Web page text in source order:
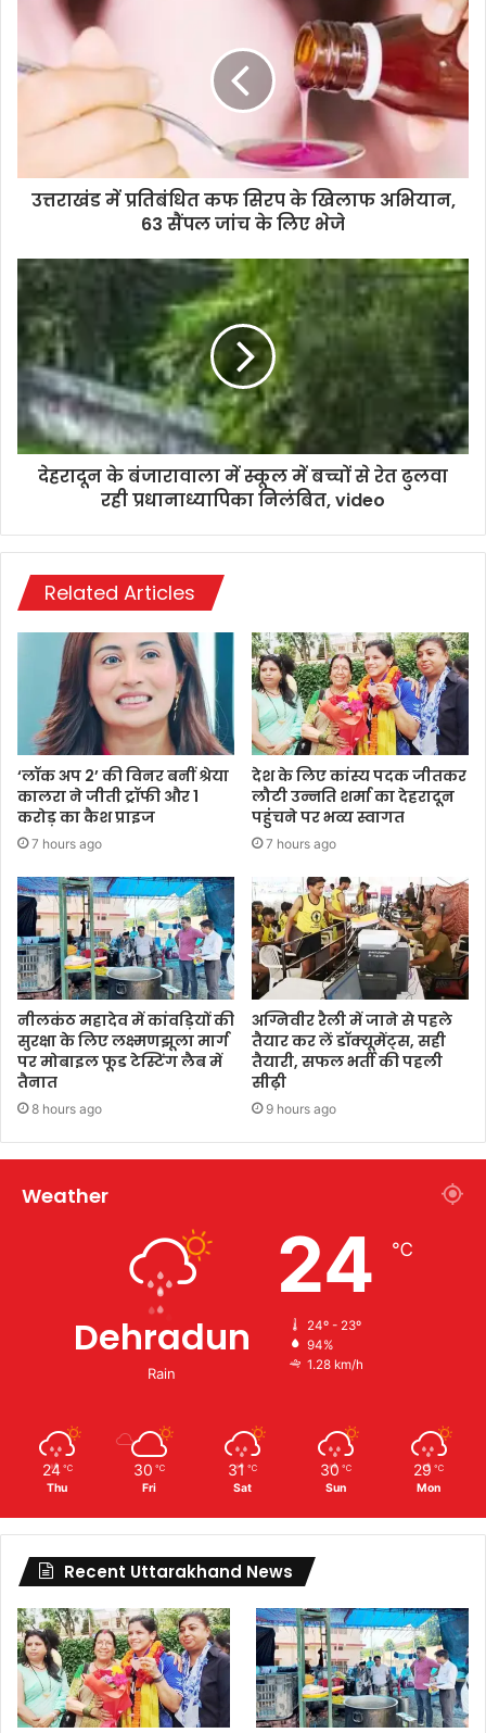
उत्तराखंड में प्रतिबंधित कफ सिरप के खिलाफ अभियान,
63 सैंपल जांच के लिए भेजे
देहरादून के बंजारावाला में स्कूल में बच्चों से रेत ढुलवा
रही प्रधानाध्यापिका निलंबित, video
Related Articles
‘लॉक अप 2’ की विनर बनीं श्रेया
कालरा ने जीती ट्रॉफी और 1
करोड़ का कैश प्राइज
7 hours ago
देश के लिए कांस्य पदक जीतकर
लौटी उन्नति शर्मा का देहरादून
पहुंंचने पर भव्य स्वागत
7 hours ago
नीलकंठ महादेव में कांवड़ियों की
सुरक्षा के लिए लक्ष्मणझूला मार्ग
पर मोबाइल फूड टेस्टिंग लैब में
तैनात
8 hours ago
अग्निवीर रैली में जाने से पहले
तैयार कर लें डॉक्यूमेंट्स, सही
तैयारी, सफल भर्ती की पहली
सीढ़ी
9 hours ago
Weather
Dehradun
Rain
24 ℃
24º - 23º
94%
1.28 km/h
24 ℃
Thu
30 ℃
Fri
31 ℃
Sat
30 ℃
Sun
29 ℃
Mon
Recent Uttarakhand News